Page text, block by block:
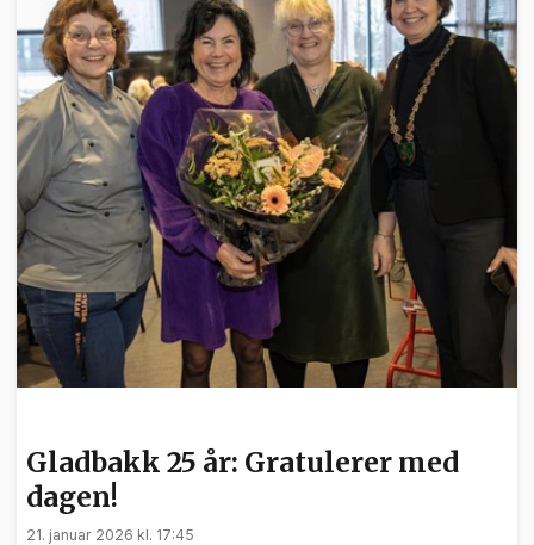
Gladbakk 25 år: Gratulerer med
dagen!
21. januar 2026 kl. 17:45